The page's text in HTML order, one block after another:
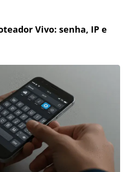
Vivo: senha, IP e